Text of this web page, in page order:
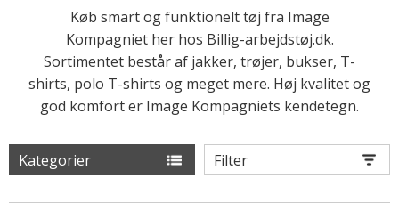
Køb smart og funktionelt tøj fra Image
Kompagniet her hos Billig-arbejdstøj.dk.
Sortimentet består af jakker, trøjer, bukser, T-
shirts, polo T-shirts og meget mere. ​​​​​​​Høj kvalitet og
god komfort er Image Kompagniets kendetegn.
Kategorier Filter